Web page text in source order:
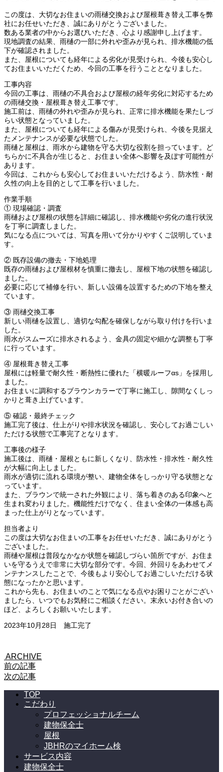
この度は、大切なお住まいの雨樋交換および屋根葺き替え工事を弊
社にお任せいただき、誠にありがとうございました。
数ある業者の中からお選びいただき、心より感謝申し上げます。
現地調査の結果、雨樋の一部に外れや歪みが見られ、排水機能の低
下が確認されました。
また、屋根についても経年による劣化が見受けられ、今後も安心し
てお住まいいただくため、今回の工事を行うこととなりました。
工事内容
今回の工事は、雨樋の不具合および屋根の経年劣化に対応するため
の雨樋交換・屋根葺き替え工事です。
施工前は、雨樋の外れや歪みが見られ、正常に排水機能を果たしづ
らい状態となっていました。
また、屋根についても経年による傷みが見受けられ、今後を見据え
たメンテナンスが必要な状態でした。
雨樋と屋根は、雨水から建物を守る大切な役割を担っています。ど
ちらかに不具合が生じると、お住まい全体へ影響を及ぼす可能性が
あります。
今回は、これからも安心してお住まいいただけるよう、防水性・耐
久性の向上を目的として工事を行いました。
作業手順
① 現場確認・調査
雨樋および屋根の状態を詳細に確認し、排水機能や劣化の進行状況
を丁寧に調査しました。
気になる点については、写真を用いて分かりやすくご説明していま
す。
② 既存設備の撤去・下地処理
既存の雨樋および屋根材を慎重に撤去し、屋根下地の状態を確認し
ました。
必要に応じて補修を行い、新しい設備を設置するための下地を整え
ています。
③ 雨樋交換工事
新しい雨樋を設置し、適切な勾配を確保しながら取り付けを行いま
した。
雨水がスムーズに排水されるよう、金具の固定や細かな調整も丁寧
に行っています。
④ 屋根葺き替え工事
屋根には軽量で耐久性・断熱性に優れた「横暖ルーフαs」を採用し
ました。
お住まいに調和するブラウンカラーで丁寧に施工し、隙間なくしっ
かりと葺き上げています。
⑤ 確認・最終チェック
施工完了後は、仕上がりや排水状況を確認し、安心してお過ごしい
ただける状態で工事完了となります。
工事後の様子
施工後は、雨樋・屋根ともに新しくなり、防水性・排水性・耐久性
が大幅に向上しました。
雨水が適切に流れる環境が整い、建物全体をしっかり守る状態とな
っています。
また、ブラウンで統一された外観により、落ち着きのある印象へと
生まれ変わりました。機能性だけでなく、住まい全体の一体感も高
まった仕上がりとなっています。
担当者より
この度は大切なお住まいの工事をお任せいただき、誠にありがとう
ございました。
雨樋や屋根は普段なかなか状態を確認しづらい箇所ですが、お住ま
いを守るうえで非常に大切な部分です。今回、外回りをあわせてメ
ンテナンスしたことで、今後もより安心してお過ごしいただける状
態になったかと思います。
これから先も、お住まいのことで気になる点やお困りごとがござい
ましたら、いつでもお気軽にご相談ください。末永いお付き合いの
ほど、よろしくお願いいたします。
2023年10月28日 施工完了
ARCHIVE
前の記事
次の記事
TOP
こだわり
プロフェッショナルチーム
建物保全士
屋根
JBHRのマイホーム検
サービス内容
建物保全士